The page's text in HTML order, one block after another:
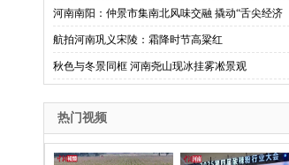
河南南阳：仲景市集南北风味交融 撬动“舌尖经济
航拍河南巩义宋陵：霜降时节高粱红
秋色与冬景同框 河南尧山现冰挂雾凇景观
热门视频